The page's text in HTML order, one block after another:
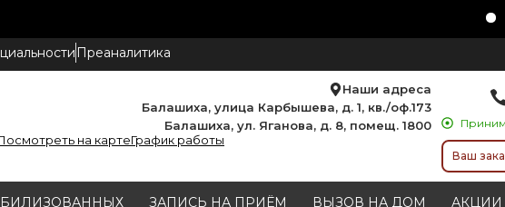
Преаналитика
Наши адреса
Балашиха, улица Карбышева, д. 1, кв./оф.173
Балашиха, ул. Яганова, д. 8, помещ. 1800
на картеГрафик работы
Ваш
ЗАПИСЬ НА ПРИЁМ ВЫЗОВ НА ДОМ АКЦИИ